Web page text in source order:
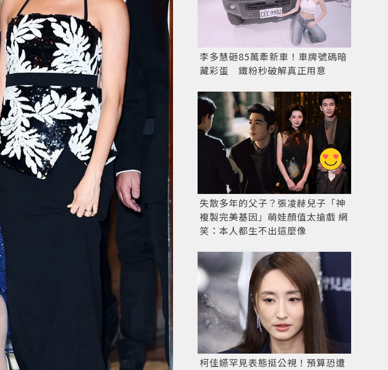
李多慧砸85萬牽新車！車牌號碼暗
藏彩蛋 鐵粉秒破解真正用意
失散多年的父子？張凌赫兒子「神
複製完美基因」萌娃顏值太搶戲 網
笑：本人都生不出這麼像
柯佳嬿罕見表態挺公視！預算恐遭